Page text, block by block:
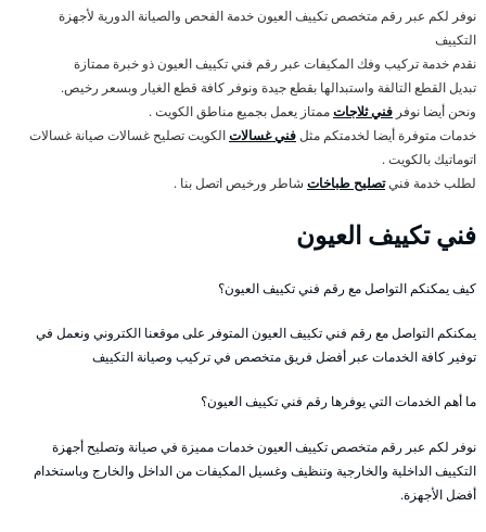
نوفر لكم عبر رقم متخصص تكييف العيون خدمة الفحص والصيانة الدورية لأجهزة
التكييف
نقدم خدمة تركيب وفك المكيفات عبر رقم فني تكييف العيون ذو خبرة ممتازة
تبديل القطع التالفة واستبدالها بقطع جيدة ونوفر كافة قطع الغيار وبسعر رخيص.
ونحن أيضا نوفر فني ثلاجاتممتاز يعمل بجميع مناطق الكويت .
خدمات متوفرة أيضا لخدمتكم مثلفني غسالاتالكويت تصليح غسالات صيانة غسالات
اتوماتيك بالكويت .
لطلب خدمة فنيتصليح طباخات شاطر ورخيص اتصل بنا .
فني تكييف العيون
كيف يمكنكم التواصل مع رقم فني تكييف العيون؟
يمكنكم التواصل مع رقم فني تكييف العيون المتوفر على موقعنا الكتروني ونعمل في
توفير كافة الخدمات عبر أفضل فريق متخصص في تركيب وصيانة التكييف
ما أهم الخدمات التي يوفرها رقم فني تكييف العيون؟
نوفر لكم عبر رقم متخصص تكييف العيون خدمات مميزة في صيانة وتصليح أجهزة
التكييف الداخلية والخارجية وتنظيف وغسيل المكيفات من الداخل والخارج وباستخدام
أفضل الأجهزة.